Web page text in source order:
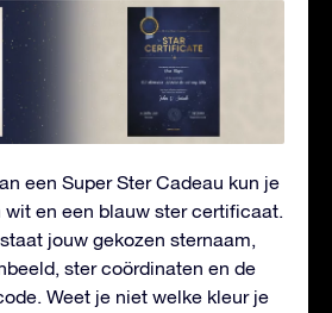
een Super Ster Cadeau kun je
wit en een blauw ster certificaat.
jouw gekozen sternaam,
ster coördinaten en de
Weet je niet welke kleur je